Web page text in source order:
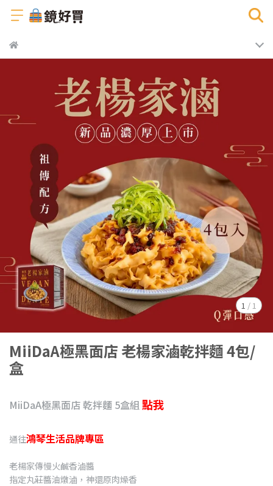
1 / 1
MiiDaA極黑面店 老楊家滷乾拌麵 4包/
盒
MiiDaA極黑面店 乾拌麵 5盒組 點我
通往鴻琴生活品牌專區
老楊家傳慢火鹹香滷醬
指定丸莊醬油燉滷，神還原肉燥香